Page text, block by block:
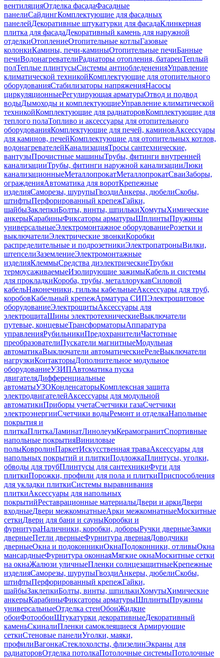
вентиляцияОтделка фасадаФасадные
панелиСайдингКомплектующие для фасадных
панелейДекоративные штукатурки для фасадаКлинкерная
плитка для фасадаДекоративный камень для наружной
отделкиОтоплениеОтопительные котлыГазовые
колонкиКамины, печи-каминыОтопительные печиБанные
печиВодонагревателиРадиаторы отопления, батареиТеплый
полТеплые плинтусыСистемы антиобледененияУправление
климатической техникойКомплектующие для отопительного
оборудованияСтабилизаторы напряженияНасосы
циркуляционныеРегулирующая арматураОтвод и подвод
водыДымоходы и комплектующиеУправление климатической
техникойКомплектующие для радиаторовКомплектующие для
теплого полаТопливо и аксессуары для отопительного
оборудованияКомплектующие для печей, каминовАксессуары
для каминов, печейКомплектующие для отопительных котлов,
водонагревателейКанализацияТросы сантехнические,
вантузыПрочистные машиныТрубы, фитинги внутренней
канализацииТрубы, фитинги наружной канализацииЛюки
канализационныеМеталлопрокатМеталлопрокатСваиЗаборы,
огражденияАвтоматика для воротКрепежные
изделияСаморезы, шурупыГвоздиАнкеры, дюбелиСкобы,
штифтыПерфорированный крепежГайки,
шайбыЗаклепкиБолты, винты, шпилькиХомутыХимические
анкерыКарабиныФиксаторы арматурыШплинтыПружины
универсальныеЭлектромонтажное оборудованиеРозетки и
выключателиЭлектрические звонкиКоробки
распределительные и подрозетникиЭлектропатроныВилки,
штепселиЗаземлениеЭлектромонтажные
изделияКлеммыСредства диэлектрическиеТрубки
термоусаживаемыеИзолирующие зажимыКабель и системы
для прокладкиКороба, трубы, металлорукавСиловой
кабельНаконечники, гильзы кабельныеАксессуары для труб,
коробовКабельный крепежАрматура СИПЭлектрощитовое
оборудованиеЭлектрощитыАксессуары для
электрощитаШины электротехническиеВыключатели
путевые, концевыеТрансформаторыАппаратура
управленияРубильникиПредохранителиЧастотные
преобразователиПускатели магнитныеМодульная
автоматикаВыключатели автоматическиеРелеВыключатели
нагрузкиКонтакторыДополнительное модульное
оборудованиеУЗИПАвтоматика пуска
двигателяДифференциальные
автоматыУЗОКонденсаторыКомплексная защита
электродвигателейАксессуары для модульной
автоматикиПриборы учетаСчетчики газаСчетчики
электроэнергииСчетчики водыРемонт и отделкаНапольные
покрытия и
плиткаПлиткаЛаминатЛинолеумКерамогранитСпортивные
напольные покрытияВиниловые
полыКовролинПаркетИскусственная траваАксессуары для
напольных покрытий и плиткиПодложкаПлинтусы, уголки,
обводы для трубПлинтусы для сантехникиФуги для
плиткиПорожки, профили для пола и плиткиПриспособления
для укладки плиткиСистемы выравнивания
плиткиАксессуары для напольных
покрытийРеставрационные материалыДвери и аркиДвери
входныеДвери межкомнатныеАрки межкомнатныеМоскитные
сеткиДвери для бани и сауныКоробки и
фурнитураНаличники, коробки, доборыРучки дверныеЗамки
дверныеПетли дверныеФурнитура двернаяДоводчики
дверныеОкна и подоконникиОкнаПодоконники, отливыОкна
мансардныеФурнитура оконнаяМягкие окнаМоскитные сетки
на окнаЖалюзи уличныеПленки солнцезащитныеКрепежные
изделияСаморезы, шурупыГвоздиАнкеры, дюбелиСкобы,
штифтыПерфорированный крепежГайки,
шайбыЗаклепкиБолты, винты, шпилькиХомутыХимические
анкерыКарабиныФиксаторы арматурыШплинтыПружины
универсальныеОтделка стенОбоиЖидкие
обоиФотообоиШтукатурки декоративныеДекоративный
каменьСкиналиПленки самоклеящиеся Армирующие
сеткиСтеновые панелиУголки, маяки,
профилиВагонкаСтеклохолсты, флизелинЭкраны для
радиаторовОтделка потолкаПотолочные системыПотолочные